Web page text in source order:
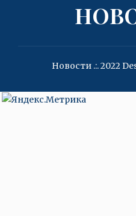
Новости .:. 2022